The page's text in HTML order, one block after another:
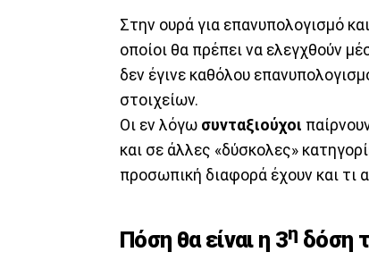
Στην ουρά για επανυπολογισμό
οποίοι θα πρέπει να ελεγχθούν
δεν έγινε καθόλου
στοιχείων.
Οι εν λόγω συνταξιούχοι
και σε άλλες «δύσκολες»
προσωπική διαφορά έχουν και τι
Πόση θα είναι η 3η δόση